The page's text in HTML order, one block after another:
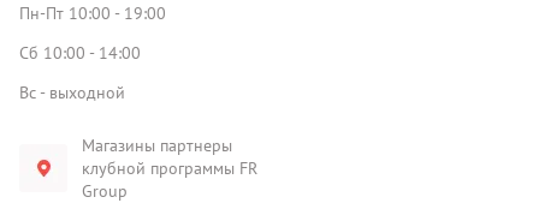
Пн-Пт 10:00 - 19:00
Сб 10:00 - 14:00
Вс - выходной
Магазины партнеры
клубной программы FR
Group